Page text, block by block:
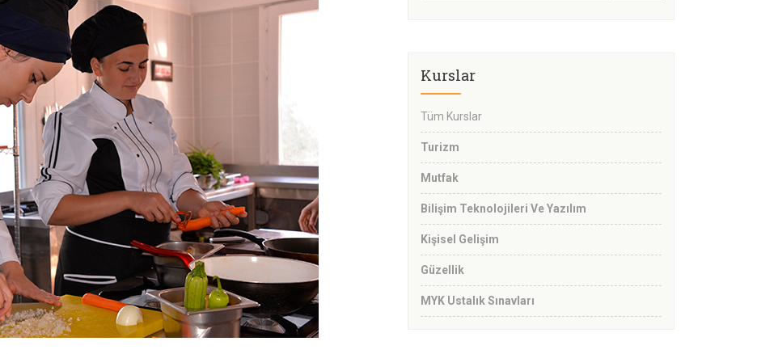
Kurslar
Tüm Kurslar
Turizm
Mutfak
Bilişim Teknolojileri Ve Yazılım
Kişisel Gelişim
Güzellik
MYK Ustalık Sınavları